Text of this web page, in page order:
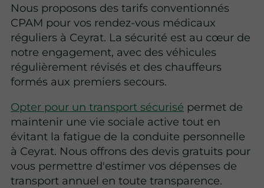
Nous proposons des tarifs conventionnés
CPAM pour vos rendez-vous médicaux
réguliers à Ceyrat. La sécurité est au cœur de
notre engagement, avec des véhicules
régulièrement révisés et des chauffeurs
formés aux premiers secours.
Opter pour un transport sécurisé permet de
maintenir une vie sociale active tout en
évitant la fatigue de la conduite personnelle
à Ceyrat. Nous offrons des devis gratuits pour
vous permettre d'estimer vos dépenses de
transport annuel en toute transparence.